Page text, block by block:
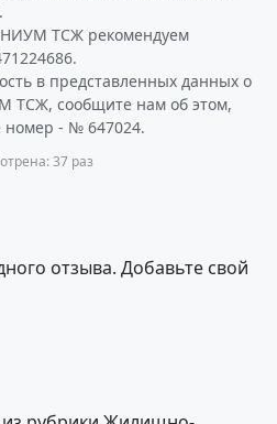
ТСЖ рекомендуем
в представленных данных о
сообщите нам об этом,
номер - № 647024.
37 раз
отзыва. Добавьте свой